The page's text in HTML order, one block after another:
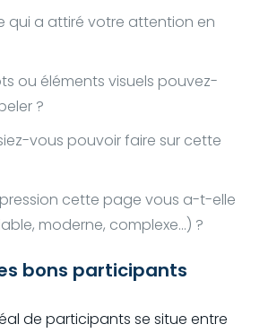
qui a attiré votre attention en
ou éléments visuels pouvez-
?
vous pouvoir faire sur cette
cette page vous a-t-elle
moderne, complexe…) ?
bons participants
de participants se situe entre